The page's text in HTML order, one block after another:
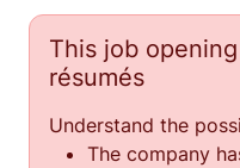
This job
résumés
Understand the
The company